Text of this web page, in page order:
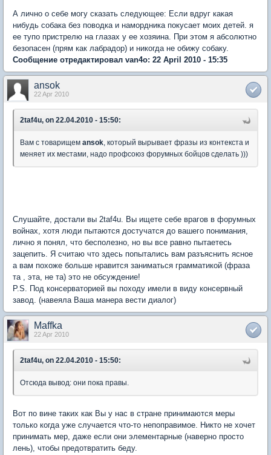
А лично о себе могу сказать следующее: Если вдруг какая
нибудь собака без поводка и намордника покусает моих детей. я
ее тупо пристрелю на глазах у ее хозяина. При этом я абсолютно
безопасен (прям как лабрадор) и никогда не обижу собаку.
Сообщение отредактировал van4o: 22 April 2010 - 15:35
ansok
22 Apr 2010
2taf4u, on 22.04.2010 - 15:50:
Вам с товарищем ansok, который вырывает фразы из контекста и
меняет их местами, надо профсоюз форумных бойцов сделать )))
Слушайте, достали вы 2taf4u. Вы ищете себе врагов в форумных
войнах, хотя люди пытаются достучатся до вашего понимания,
лично я понял, что бесполезно, но вы все равно пытаетесь
зацепить. Я считаю что здесь попытались вам разъяснить ясное
а вам похоже больше нравится заниматься грамматикой (фраза
та , эта, не та) это не обсуждение!
P.S. Под консерваторией вы походу имели в виду консервный
завод. (навеяла Ваша манера вести диалог)
Maffka
22 Apr 2010
2taf4u, on 22.04.2010 - 15:50:
Отсюда вывод: они пока правы.
Вот по вине таких как Вы у нас в стране принимаются меры
только когда уже случается что-то непоправимое. Никто не хочет
принимать мер, даже если они элементарные (наверно просто
лень), чтобы предотвратить беду.